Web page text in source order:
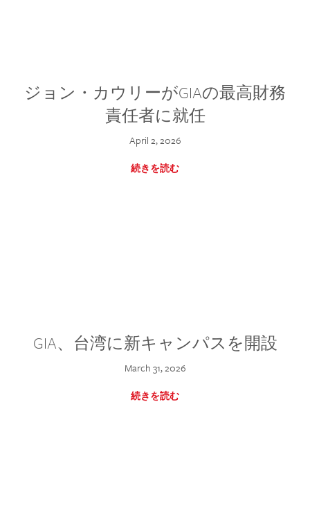
ジョン・カウリーがGIAの最高財務
責任者に就任
April 2, 2026
続きを読む
GIA、台湾に新キャンパスを開設
March 31, 2026
続きを読む